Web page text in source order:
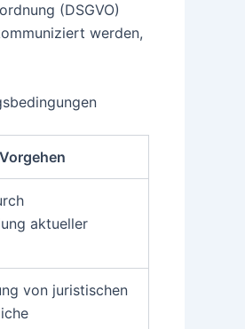
(DSGVO)
werden,
aktueller
von juristischen